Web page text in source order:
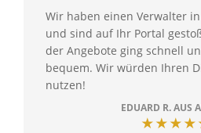
Wir haben einen Verwalter
und sind auf Ihr Portal
der Angebote ging schnell
bequem. Wir würden Ihren
nutzen!
EDUARD R. AUS